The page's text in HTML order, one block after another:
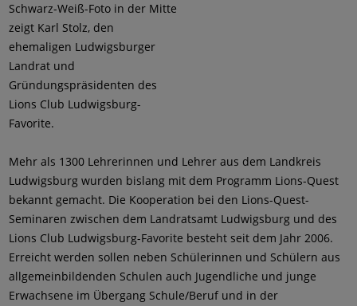
Schwarz-Weiß-Foto in der Mitte
zeigt Karl Stolz, den
ehemaligen Ludwigsburger
Landrat und
Gründungspräsidenten des
Lions Club Ludwigsburg-
Favorite.
Mehr als 1300 Lehrerinnen und Lehrer aus dem Landkreis
Ludwigsburg wurden bislang mit dem Programm Lions-Quest
bekannt gemacht. Die Kooperation bei den Lions-Quest-
Seminaren zwischen dem Landratsamt Ludwigsburg und des
Lions Club Ludwigsburg-Favorite besteht seit dem Jahr 2006.
Erreicht werden sollen neben Schülerinnen und Schülern aus
allgemeinbildenden Schulen auch Jugendliche und junge
Erwachsene im Übergang Schule/Beruf und in der